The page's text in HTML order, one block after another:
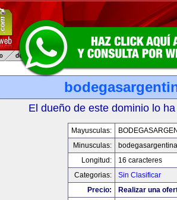
El dueño de este dominio lo
Mayusculas:
Minusculas:
Longitud:
16 caracteres
Categorias:
Sin Clasificar
Precio:
Realizar una